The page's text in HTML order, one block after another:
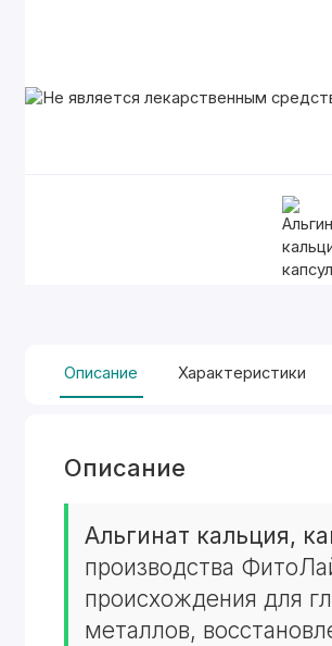
Описание Характеристики
Описание
Альгинат кальция,
производства
происхождения для
металлов,